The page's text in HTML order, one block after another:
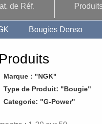
de Réf.
Bougies Denso
Produits
Marque : "NGK"
Type de Produit: "Bougie"
Categorie: "G-Power"